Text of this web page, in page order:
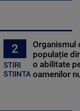
2
STIRI
STIINTA
Organismul
populație
o abilitate
oamenilor